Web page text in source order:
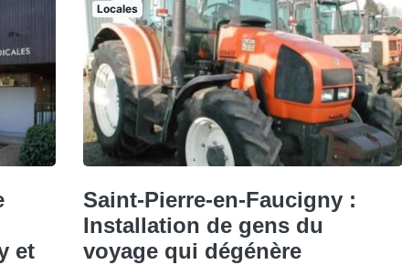
et
Locales
Saint-Pierre-en-Faucigny :
Installation de gens du
voyage qui dégénère